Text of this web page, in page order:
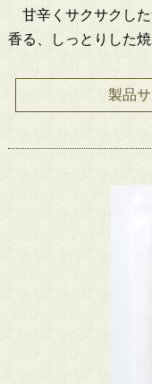
甘辛くサクサクし
香る、しっとりした
製品